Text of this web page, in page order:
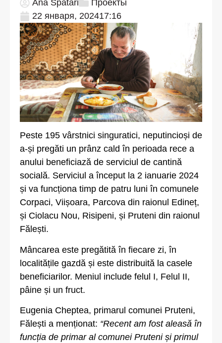
Ana Spatari
Проекты
22 января, 202417:16
Peste 195 vârstnici singuratici, neputincioși de
a-și pregăti un prânz cald în perioada rece a
anului beneficiază de serviciul de cantină
socială. Serviciul a început la 2 ianuarie 2024
și va funcționa timp de patru luni în comunele
Corpaci, Viișoara, Parcova din raionul Edineț,
și Ciolacu Nou, Risipeni, și Pruteni din raionul
Fălești.
Mâncarea este pregătită în fiecare zi, în
localitățile gazdă și este distribuită la casele
beneficiarilor. Meniul include felul I, Felul II,
pâine și un fruct.
Eugenia Cheptea, primarul comunei Pruteni,
Fălești a menționat: “Recent am fost aleasă în
funcția de primar al comunei Pruteni și primul